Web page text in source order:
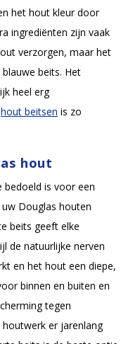
het hout kleur door
ingrediënten zijn vaak
verzorgen, maar het
beits. Het
heel erg
hout beitsen is zo
hout
bedoeld is voor een
Douglas houten
beits geeft elke
de natuurlijke nerven
en het hout een diepe,
binnen en buiten en
tegen
er jarenlang